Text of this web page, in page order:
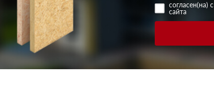
согласен(на) с
сайта